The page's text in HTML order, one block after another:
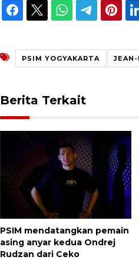
PSIM YOGYAKARTA JEAN-
Berita Terkait
PSIM mendatangkan pemain
asing anyar kedua Ondrej
Rudzan dari Ceko